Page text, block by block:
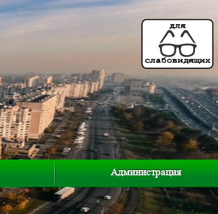
Администрация